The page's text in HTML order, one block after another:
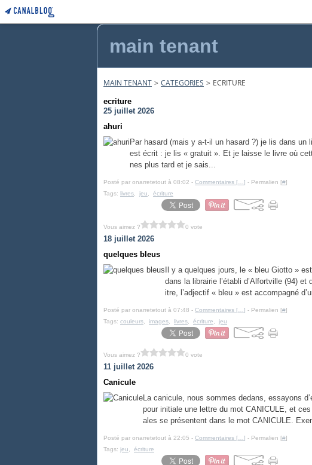
main tenant
MAIN TENANT > CATEGORIES > ECRITURE
ecriture
25 juillet 2026
ahuri
Par hasard (mais y a-t-il un hasard ?) je lis dans
est écrit : je lis « gratuit ». Et je laisse le livre où
nes plus tard et je sais...
Posté par onarretetout à 08:02 - Commentaires [ ] - Permalien [#]
Tags: livres jeu écriture
Vous aimez ? 0 vote
18 juillet 2026
quelques bleus
Il y a quelques jours, le « bleu Giotto »
dans la librairie l’établi d’Alfortville (94)
itre, l’adjectif « bleu » est accompagné
Posté par onarretetout à 07:48 - Commentaires [ ] - Permalien [#]
Tags: couleurs images livres écriture jeu
Vous aimez ? 0 vote
11 juillet 2026
Canicule
La canicule, nous sommes dedans, essayons
pour initiale une lettre du mot CANICULE, et
ales se présentent dans le mot CANICULE.
Posté par onarretetout à 22:05 - Commentaires [ ] - Permalien [#]
Tags: jeu écriture